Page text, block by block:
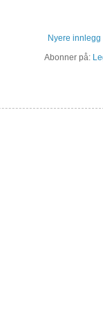
Nyere innlegg
Abonner på: